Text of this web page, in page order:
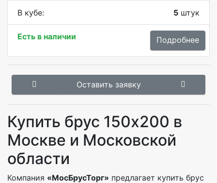
В кубе: 5 штук
Есть в наличии Подробнее
Оставить заявку
Купить брус 150х200 в
Москве и Московской
области
Компания «МосБрусТорг» предлагает купить брус